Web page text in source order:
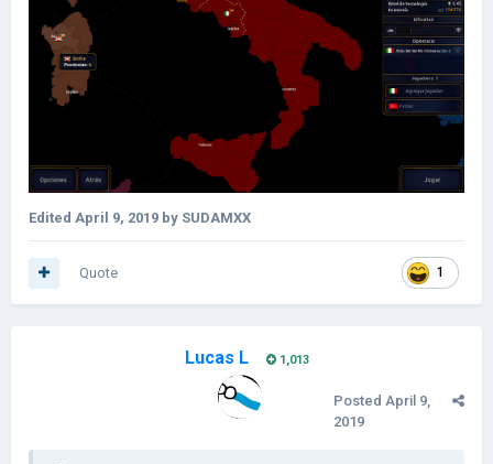
Edited April 9, 2019 by SUDAMXX
1
Quote
Lucas L 1,013
Posted April 9,
2019